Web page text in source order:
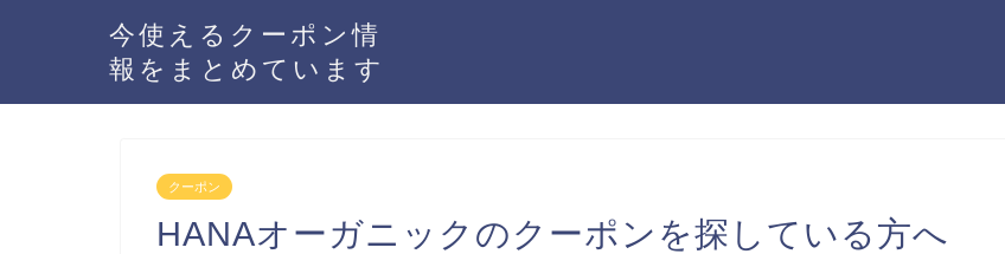
今使えるクーポン情
報をまとめています
クーポン
HANAオーガニックのクーポンを探している方へ